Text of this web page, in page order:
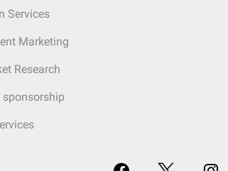
Services
Marketing
Research
sponsorship